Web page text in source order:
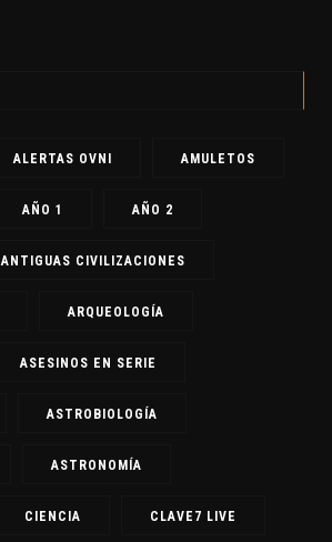
ALERTAS OVNI AMULETOS
AÑO 1 AÑO 2
ANTIGUAS CIVILIZACIONES
ARQUEOLOGÍA
ASESINOS EN SERIE
ASTROBIOLOGÍA
ASTRONOMÍA
CIENCIA CLAVE7 LIVE